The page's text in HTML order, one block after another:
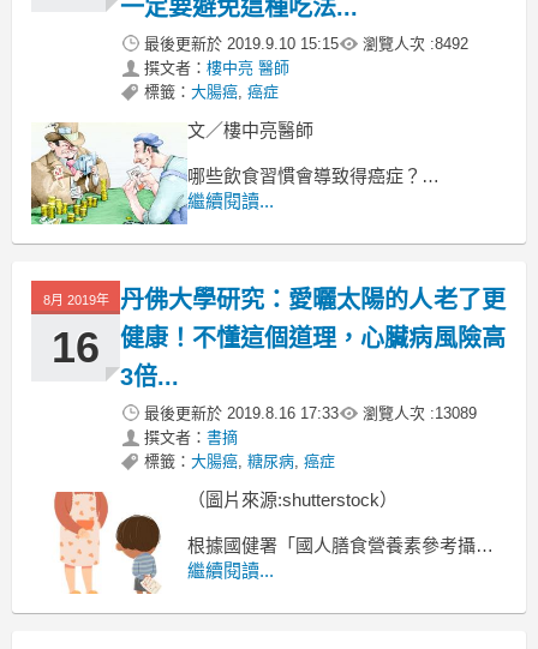
一定要避免這種吃法...
最後更新於 2019.9.10 15:15 瀏覽人次 :8492
撰文者： 樓中亮 醫師
標籤： 大腸癌, 癌症
文／樓中亮醫師
哪些飲食習慣會導致得癌症？
飲食習慣可能會導致癌症發生，
若您也有這樣的飲食習慣，
繼續閱讀...
8月 2019年
16
丹佛大學研究：愛曬太陽的人老了更
健康！不懂這個道理，心臟病風險高
3倍...
最後更新於 2019.8.16 17:33 瀏覽人次 :13089
撰文者： 書摘
標籤： 大腸癌, 糖尿病, 癌症
（圖片來源:shutterstock）
根據國健署「國人膳食營養素參考攝取
量」
每天維生素 D 攝取量為五微克( 200 國際
繼續閱讀...